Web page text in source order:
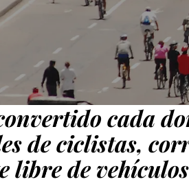
cada
de ciclistas,
libre de